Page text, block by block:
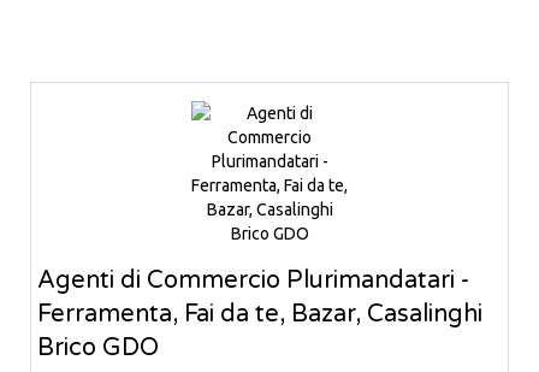
Agenti di Commercio Plurimandatari -
Ferramenta, Fai da te, Bazar, Casalinghi
Brico GDO